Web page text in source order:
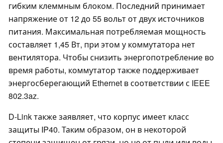
гибким клеммным блоком. Последний принимает
напряжение от 12 до 55 вольт от двух источников
питания. Максимальная потребляемая мощность
составляет 1,45 Вт, при этом у коммутатора нет
вентилятора. Чтобы снизить энергопотребление во
время работы, коммутатор также поддерживает
энергосберегающий Ethernet в соответствии с IEEE
802.3az.
D-Link также заявляет, что корпус имеет класс
защиты IP40. Таким образом, он в некоторой